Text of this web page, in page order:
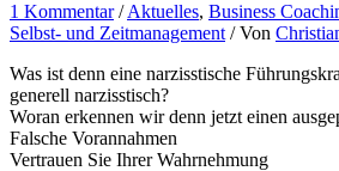
1 Kommentar /Aktuelles, Business
Selbst- und Zeitmanagement / Von
Was ist denn eine narzisstische
generell narzisstisch?
Woran erkennen wir denn jetzt einen
Falsche Vorannahmen
Vertrauen Sie Ihrer Wahrnehmung